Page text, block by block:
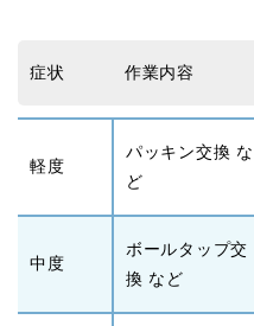
症状 作業内容
軽度
パッキン交換 な
ど
中度
ボールタップ交
換 など